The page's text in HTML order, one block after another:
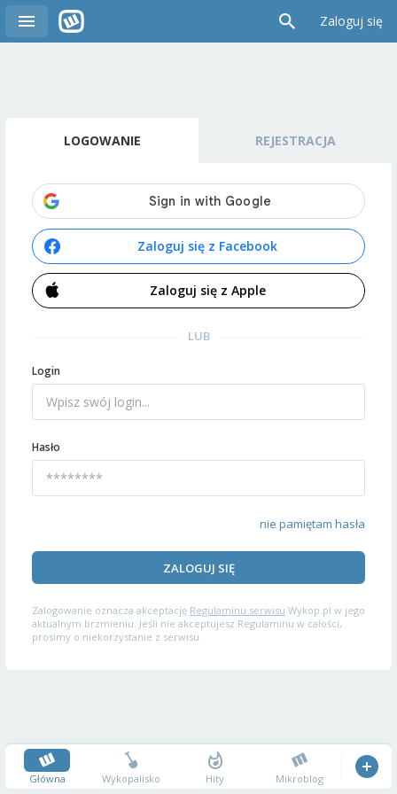
Zaloguj się
LOGOWANIE REJESTRACJA
Zaloguj się z Facebook
Zaloguj się z Apple
LUB
Login
Hasło
nie pamiętam hasła
ZALOGUJ SIĘ
Zalogowanie oznacza akceptację Regulaminu serwisu Wykop.pl w jego
aktualnym brzmieniu. Jeśli nie akceptujesz Regulaminu w całości,
prosimy o niekorzystanie z serwisu.
Główna Wykopalisko Hity Mikroblog